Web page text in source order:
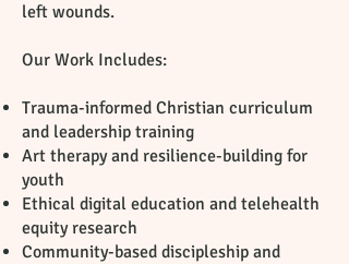
left wounds.
Our Work Includes:
Trauma-informed Christian curriculum
and leadership training
Art therapy and resilience-building for
youth
Ethical digital education and telehealth
equity research
Community-based discipleship and